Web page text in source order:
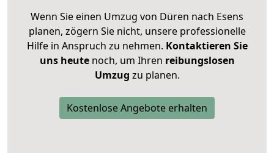
Wenn Sie einen Umzug von Düren nach Esens
planen, zögern Sie nicht, unsere professionelle
Hilfe in Anspruch zu nehmen. Kontaktieren Sie
uns heutenoch, um Ihren reibungslosen
Umzug zu planen.
Kostenlose Angebote erhalten